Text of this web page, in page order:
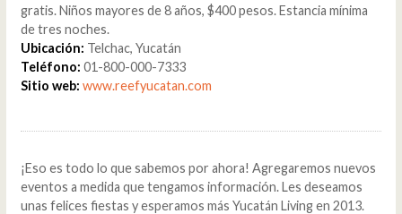
gratis. Niños mayores de 8 años, $400 pesos. Estancia mínima
de tres noches.
Ubicación: Telchac, Yucatán
Teléfono: 01-800-000-7333
Sitio web: www.reefyucatan.com
¡Eso es todo lo que sabemos por ahora! Agregaremos nuevos
eventos a medida que tengamos información. Les deseamos
unas felices fiestas y esperamos más Yucatán Living en 2013.